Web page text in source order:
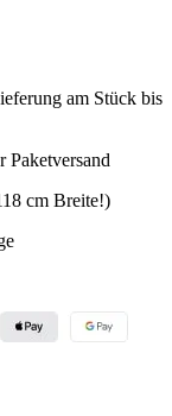
am Stück bis
Paketversand
cm Breite!)